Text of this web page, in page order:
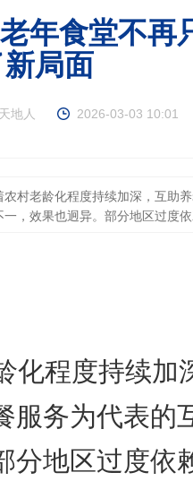
年食堂不再
局面
地人 2026-03-03 10:01
农村老龄化程度持续加深，互助
一，效果也迥异。部分地区过度
化程度持续加
服务为代表的
分地区过度依